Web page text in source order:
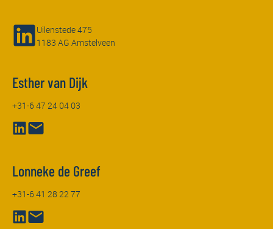
Uilenstede 475
1183 AG Amstelveen
Esther van Dijk
+31-6 47 24 04 03
Lonneke de Greef
+31-6 41 28 22 77